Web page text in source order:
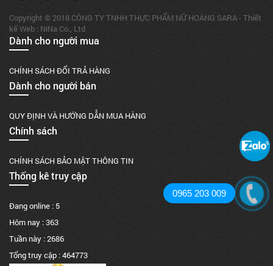
Copyright © 2018 CÔNG TY TNHH THỰC PHẨM NỮ HOÀNG SARA - Thiết
kế Web : NiNa Co., Ltd
Dành cho người mua
CHÍNH SÁCH ĐỔI TRẢ HÀNG
Dành cho người bán
QUY ĐỊNH VÀ HƯỚNG DẪN MUA HÀNG
Chính sách
CHÍNH SÁCH BẢO MẬT THÔNG TIN
Thống kê truy cập
Đang online : 5
Hôm nay :363
Tuần này :2686
Tổng truy cập :464773
0965 203 009